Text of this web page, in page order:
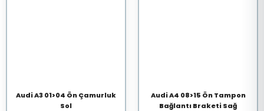
Audi A3 01>04 Ön Çamurluk
Sol
Audi A4 08>15 Ön Tampon
Bağlantı Braketi Sağ